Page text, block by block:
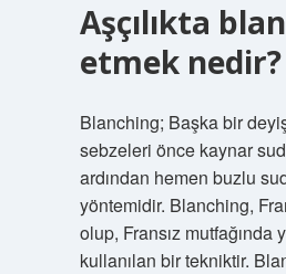
Aşçılıkta
etmek nedir?
Blanching; Başka bir
sebzeleri önce kaynar
ardından hemen buzlu
yöntemidir. Blanching,
olup, Fransız mutfağında
kullanılan bir tekniktir.